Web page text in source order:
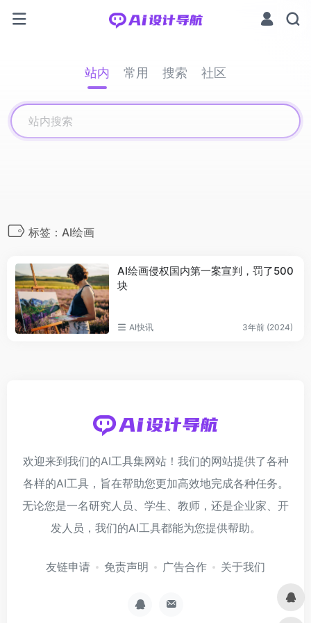
站内 常用 搜索 社区
标签：AI绘画
AI绘画侵权国内第一案宣判，罚了500
块
AI快讯 3年前 (2024)
欢迎来到我们的AI工具集网站！我们的网站提供了各种
各样的AI工具，旨在帮助您更加高效地完成各种任务。
无论您是一名研究人员、学生、教师，还是企业家、开
发人员，我们的AI工具都能为您提供帮助。
友链申请 免责声明 广告合作 关于我们